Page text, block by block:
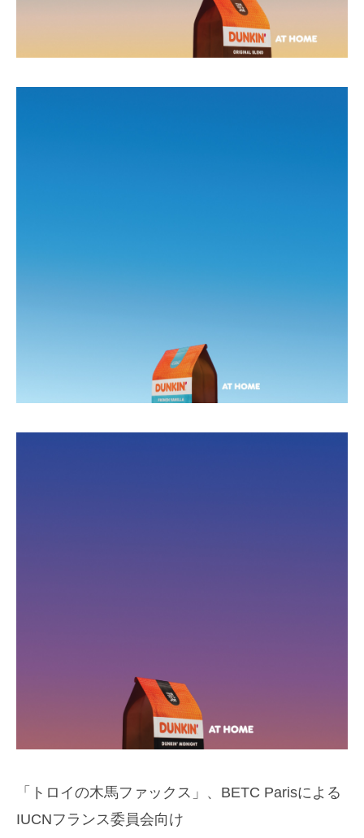
「トロイの木馬ファックス」、BETC Parisによる
IUCNフランス委員会向け